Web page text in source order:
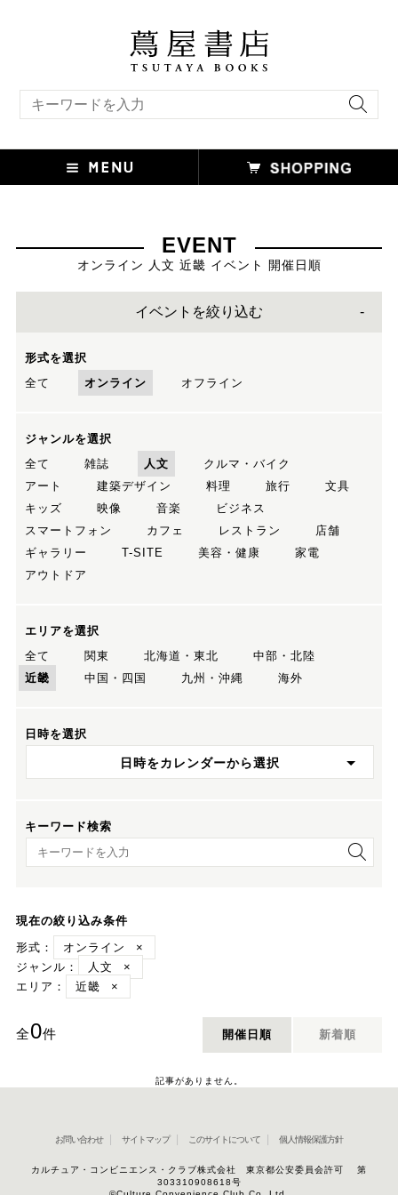
EVENT
オンライン 人文 近畿 イベント 開催日順
イベントを絞り込む
形式を選択
全て
オンライン オフライン
ジャンルを選択
全て
雑誌 人文
クルマ・バイク
アート
建築デザイン 料理 旅行
文具
キッズ
映像 音楽
ビジネス
スマートフォン
カフェ レストラン
店舗
ギャラリー
T-SITE 美容・健康
家電
アウトドア
エリアを選択
全て
関東 北海道・東北
中部・北陸
近畿
中国・四国 九州・沖縄 海外
日時を選択
日時をカレンダーから選択
キーワード検索
キーワード検索
現在の絞り込み条件
形式：
オンライン
×
ジャンル：
人文
×
エリア：
近畿 ×
全0件 開催日順 新着順
記事がありません。
お問い合わせ サイトマップ このサイトについて 個人情報保護方針
カルチュア・コンビニエンス・クラブ株式会社 東京都公安委員会許可 第
303310908618号